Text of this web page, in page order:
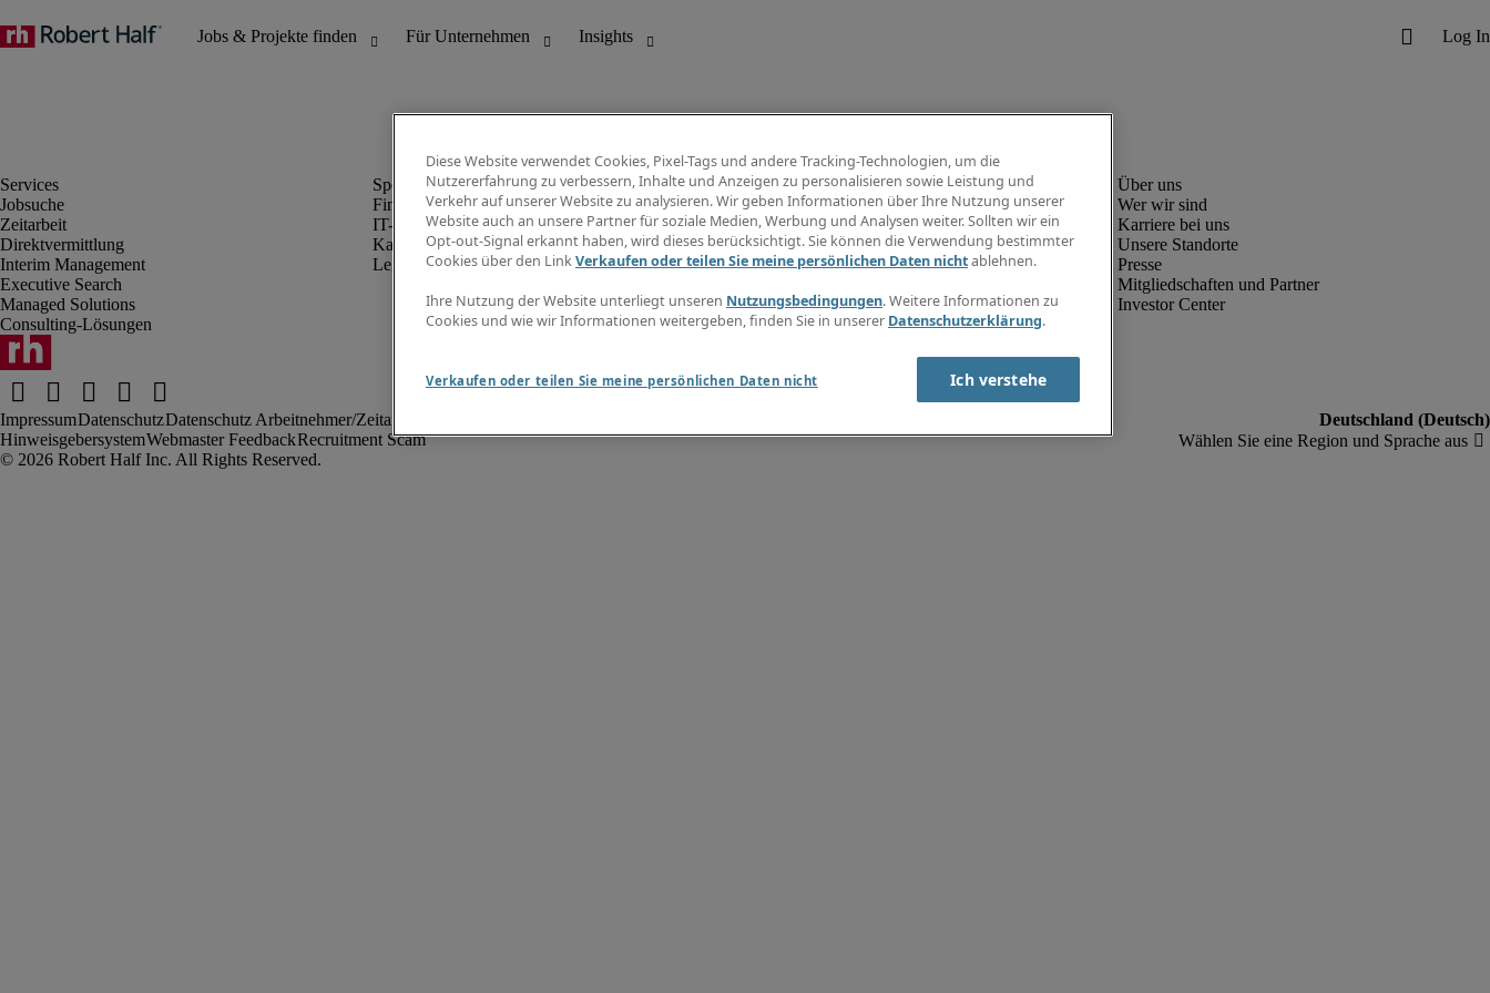
Jobsuche
Zeitarbeit
Direktvermittlung
Interim Management
Executive Search
Managed Solutions
Consulting-Lösungen
Finanz- & Rechnungswesen
IT-Bereich
Kaufmännischer Bereich
Legal
Info Center
Jobübersicht
Gehaltsübersicht
E-Learning
Wer wir sind
Karriere bei uns
Unsere Standorte
Presse
Mitgliedschaften und Partner
Investor Center
ImpressumDatenschutzDatenschutz Arbeitnehmer/Zeitarbeitskräfte
HinweisgebersystemWebmaster FeedbackRecruitment Scam
Diese Website verwendet Cookies, Pixel-Tags und andere Tracking-Technologien, um die
Nutzererfahrung zu verbessern, Inhalte und Anzeigen zu personalisieren sowie Leistung und
Verkehr auf unserer Website zu analysieren. Wir geben Informationen über Ihre Nutzung unserer
Website auch an unsere Partner für soziale Medien, Werbung und Analysen weiter. Sollten wir ein
Opt-out-Signal erkannt haben, wird dieses berücksichtigt. Sie können die Verwendung bestimmter
Cookies über den LinkVerkaufen oder teilen Sie meine persönlichen Daten nichtablehnen.
Ihre Nutzung der Website unterliegt unseren Nutzungsbedingungen. Weitere Informationen zu
Cookies und wie wir Informationen weitergeben, finden Sie in unserer Datenschutzerklärung.
Verkaufen oder teilen Sie meine persönlichen Daten nicht Ich verstehe